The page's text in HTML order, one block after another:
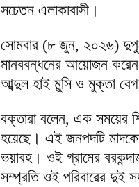
সচেতন এলাকাবাসী।
সোমবার (৮ জুন, ২০২৬)
মানববন্ধনের আয়োজন
আব্দুল হাই মুন্সি ও মুক্তা
বক্তারা বলেন, এক সময়ের
হয়েছে। এই জনপদটি
ভয়াবহ। ওই গ্রামের
সম্প্রতি ওই পরিবারের দুই